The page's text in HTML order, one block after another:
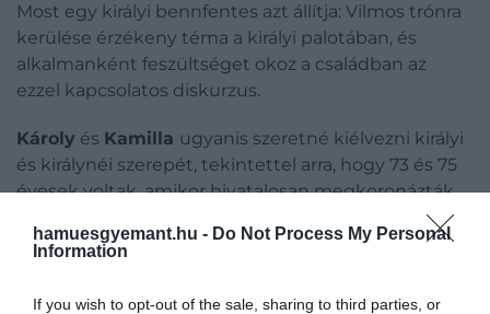
hamuesgyemant.hu - Do Not Process My Personal
Information
If you wish to opt-out of the sale, sharing to third parties, or
Most egy királyi bennfentes azt állítja: Vilmos trónra
kerülése érzékeny téma a királyi palotában, és
alkalmanként feszültséget okoz a családban az
ezzel kapcsolatos diskurzus.
Károly és Kamilla ugyanis szeretné kiélvezni királyi
és királynéi szerepét, tekintettel arra, hogy 73 és 75
évesek voltak, amikor hivatalosan megkoronázták